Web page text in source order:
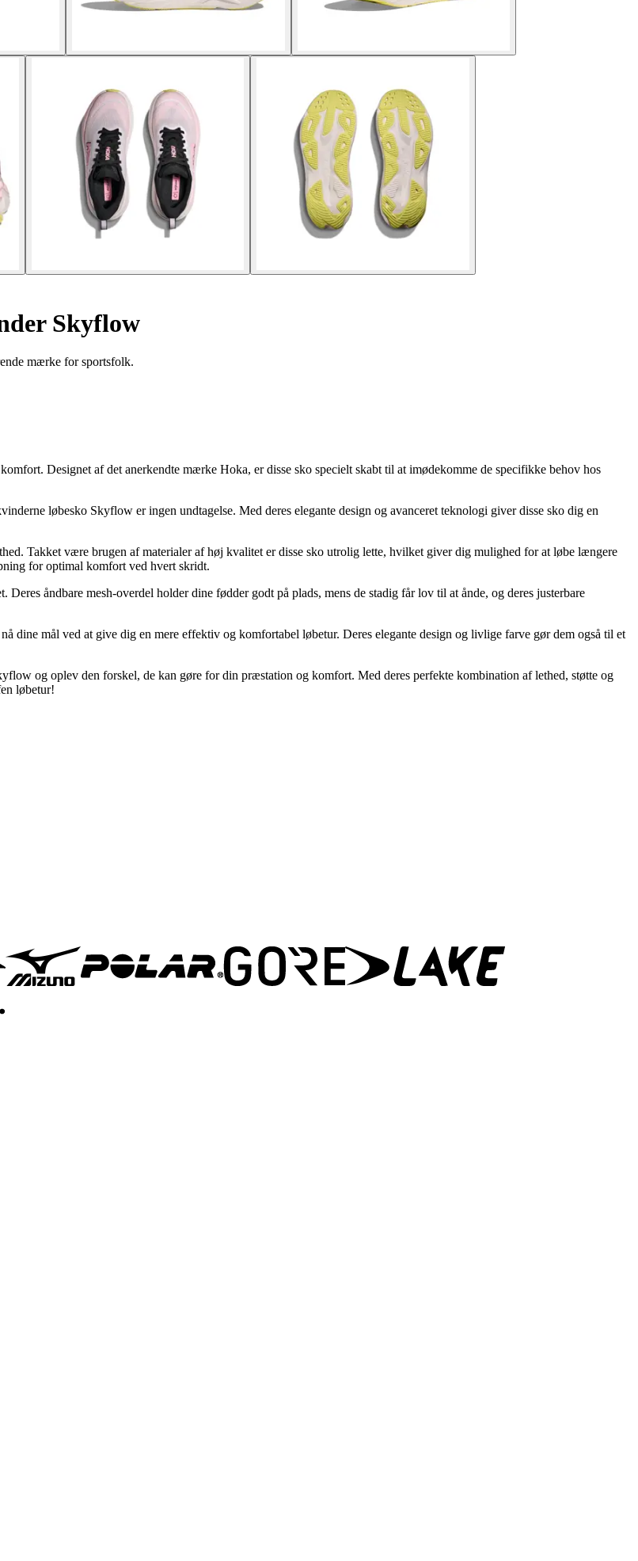
Skyflow
mærke for sportsfolk.
Designet af det anerkendte mærke Hoka, er disse sko specielt skabt til at imødekomme de specifikke behov hos
løbesko Skyflow er ingen undtagelse. Med deres elegante design og avanceret teknologi giver disse sko dig en
Takket være brugen af materialer af høj kvalitet er disse sko utrolig lette, hvilket giver dig mulighed for at løbe længere
for optimal komfort ved hvert skridt.
åndbare mesh-overdel holder dine fødder godt på plads, mens de stadig får lov til at ånde, og deres justerbare
dine mål ved at give dig en mere effektiv og komfortabel løbetur. Deres elegante design og livlige farve gør dem også til et
og oplev den forskel, de kan gøre for din præstation og komfort. Med deres perfekte kombination af lethed, støtte og
løbetur!